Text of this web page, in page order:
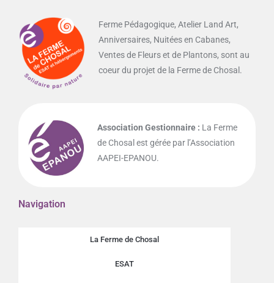
Ferme Pédagogique, Atelier Land Art,
Anniversaires, Nuitées en Cabanes,
Ventes de Fleurs et de Plantons, sont au
coeur du projet de la Ferme de Chosal.
Association Gestionnaire : La Ferme
de Chosal est gérée par l’Association
AAPEI-EPANOU.
Navigation
La Ferme de Chosal
ESAT